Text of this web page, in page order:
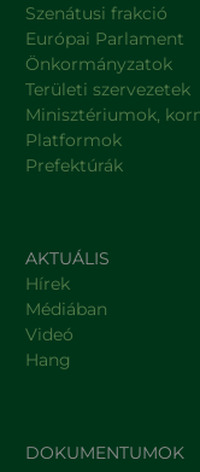
Szenátusi frakció
Európai Parlament
Önkormányzatok
Területi szervezetek
Minisztériumok,
Platformok
Prefektúrák
AKTUÁLIS
Hírek
Médiában
Videó
Hang
DOKUMENTUMOK